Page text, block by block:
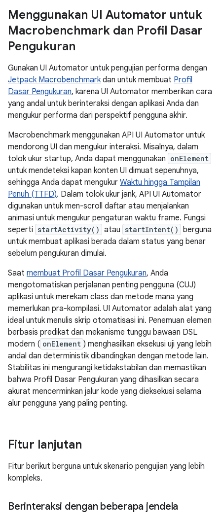
Menggunakan UI Automator untuk
Macrobenchmark dan Profil Dasar
Pengukuran
Gunakan UI Automator untuk pengujian performa dengan
Jetpack Macrobenchmarkdan untuk membuat Profil
Dasar Pengukuran, karena UI Automator memberikan cara
yang andal untuk berinteraksi dengan aplikasi Anda dan
mengukur performa dari perspektif pengguna akhir.
Macrobenchmark menggunakan API UI Automator untuk
mendorong UI dan mengukur interaksi. Misalnya, dalam
tolok ukur startup, Anda dapat menggunakan onElement
untuk mendeteksi kapan konten UI dimuat sepenuhnya,
sehingga Anda dapat mengukur Waktu hingga Tampilan
Penuh (TTFD). Dalam tolok ukur jank, API UI Automator
digunakan untuk men-scroll daftar atau menjalankan
animasi untuk mengukur pengaturan waktu frame. Fungsi
seperti startActivity() atau startIntent() berguna
untuk membuat aplikasi berada dalam status yang benar
sebelum pengukuran dimulai.
Saat membuat Profil Dasar Pengukuran, Anda
mengotomatiskan perjalanan penting pengguna (CUJ)
aplikasi untuk merekam class dan metode mana yang
memerlukan pra-kompilasi. UI Automator adalah alat yang
ideal untuk menulis skrip otomatisasi ini. Penemuan elemen
berbasis predikat dan mekanisme tunggu bawaan DSL
modern ( onElement ) menghasilkan eksekusi uji yang lebih
andal dan deterministik dibandingkan dengan metode lain.
Stabilitas ini mengurangi ketidakstabilan dan memastikan
bahwa Profil Dasar Pengukuran yang dihasilkan secara
akurat mencerminkan jalur kode yang dieksekusi selama
alur pengguna yang paling penting.
Fitur lanjutan
Fitur berikut berguna untuk skenario pengujian yang lebih
kompleks.
Berinteraksi dengan beberapa jendela